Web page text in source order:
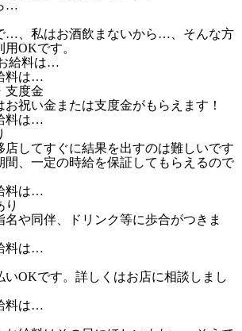
…
…、私はお酒飲まないから…、そんな方
OKです。
給料は…
料は…
支度金
お祝い金または支度金がもらえます！
料は…
店してすぐに結果を出すのは難しいです
間、一定の時給を保証してもらえるので
料は…
り
名や同伴、ドリンク等に歩合がつきま
料は…
いOKです。詳しくはお店に相談しまし
料は…